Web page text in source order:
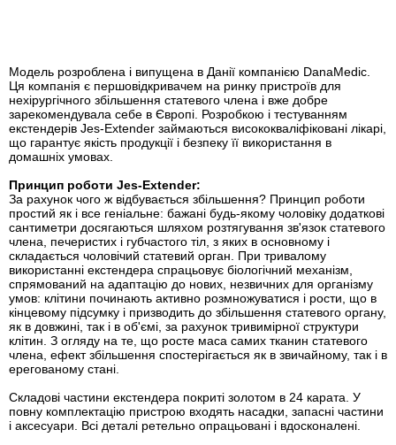
Модель розроблена і випущена в Данії компанією DanaMedic.
Ця компанія є першовідкривачем на ринку пристроїв для
нехірургічного збільшення статевого члена і вже добре
зарекомендувала себе в Європі. Розробкою і тестуванням
екстендерів Jes-Extender займаються висококваліфіковані лікарі,
що гарантує якість продукції і безпеку її використання в
домашніх умовах.
Принцип роботи Jes-Extender:
За рахунок чого ж відбувається збільшення? Принцип роботи
простий як і все геніальне: бажані будь-якому чоловіку додаткові
сантиметри досягаються шляхом розтягування зв'язок статевого
члена, печеристих і губчастого тіл, з яких в основному і
складається чоловічий статевий орган. При тривалому
використанні екстендера спрацьовує біологічний механізм,
спрямований на адаптацію до нових, незвичних для організму
умов: клітини починають активно розмножуватися і рости, що в
кінцевому підсумку і призводить до збільшення статевого органу,
як в довжині, так і в об'ємі, за рахунок тривимірної структури
клітин. З огляду на те, що росте маса самих тканин статевого
члена, ефект збільшення спостерігається як в звичайному, так і в
ерегованому стані.
Складові частини екстендера покриті золотом в 24 карата. У
повну комплектацію пристрою входять насадки, запасні частини
і аксесуари. Всі деталі ретельно опрацьовані і вдосконалені.